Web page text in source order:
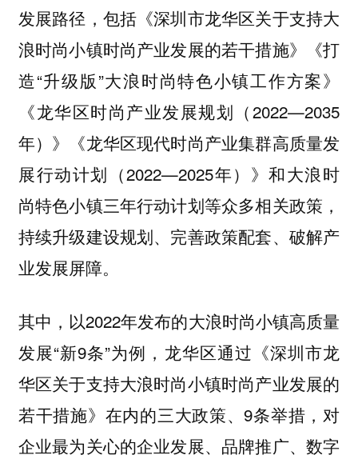
发展路径，包括《深圳市龙华区关于支持大
浪时尚小镇时尚产业发展的若干措施》《打
造“升级版”大浪时尚特色小镇工作方案》
《龙华区时尚产业发展规划（2022—2035
年）》《龙华区现代时尚产业集群高质量发
展行动计划（2022—2025年）》和大浪时
尚特色小镇三年行动计划等众多相关政策，
持续升级建设规划、完善政策配套、破解产
业发展屏障。
其中，以2022年发布的大浪时尚小镇高质量
发展“新9条”为例，龙华区通过《深圳市龙
华区关于支持大浪时尚小镇时尚产业发展的
若干措施》在内的三大政策、9条举措，对
企业最为关心的企业发展、品牌推广、数字